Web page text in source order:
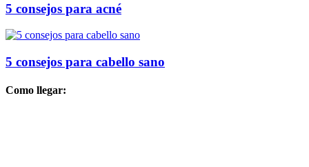
5 consejos para acné
5 consejos para cabello sano
Como llegar: